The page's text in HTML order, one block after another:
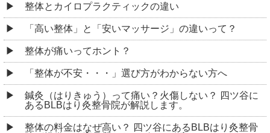
整体とカイロプラクティックの違い
「高い整体」と「安いマッサージ」の違いって？
整体が痛いってホント？
「整体が不安・・・」選び方がわからない方へ
鍼灸（はりきゅう）って痛い？火傷しない？ 四ツ谷に
あるBLBはり灸整骨院が解説します。
整体の料金はなぜ高い？ 四ツ谷にあるBLBはり灸整骨